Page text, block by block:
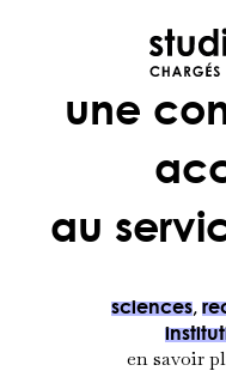
une
au
sciences,
en savoir